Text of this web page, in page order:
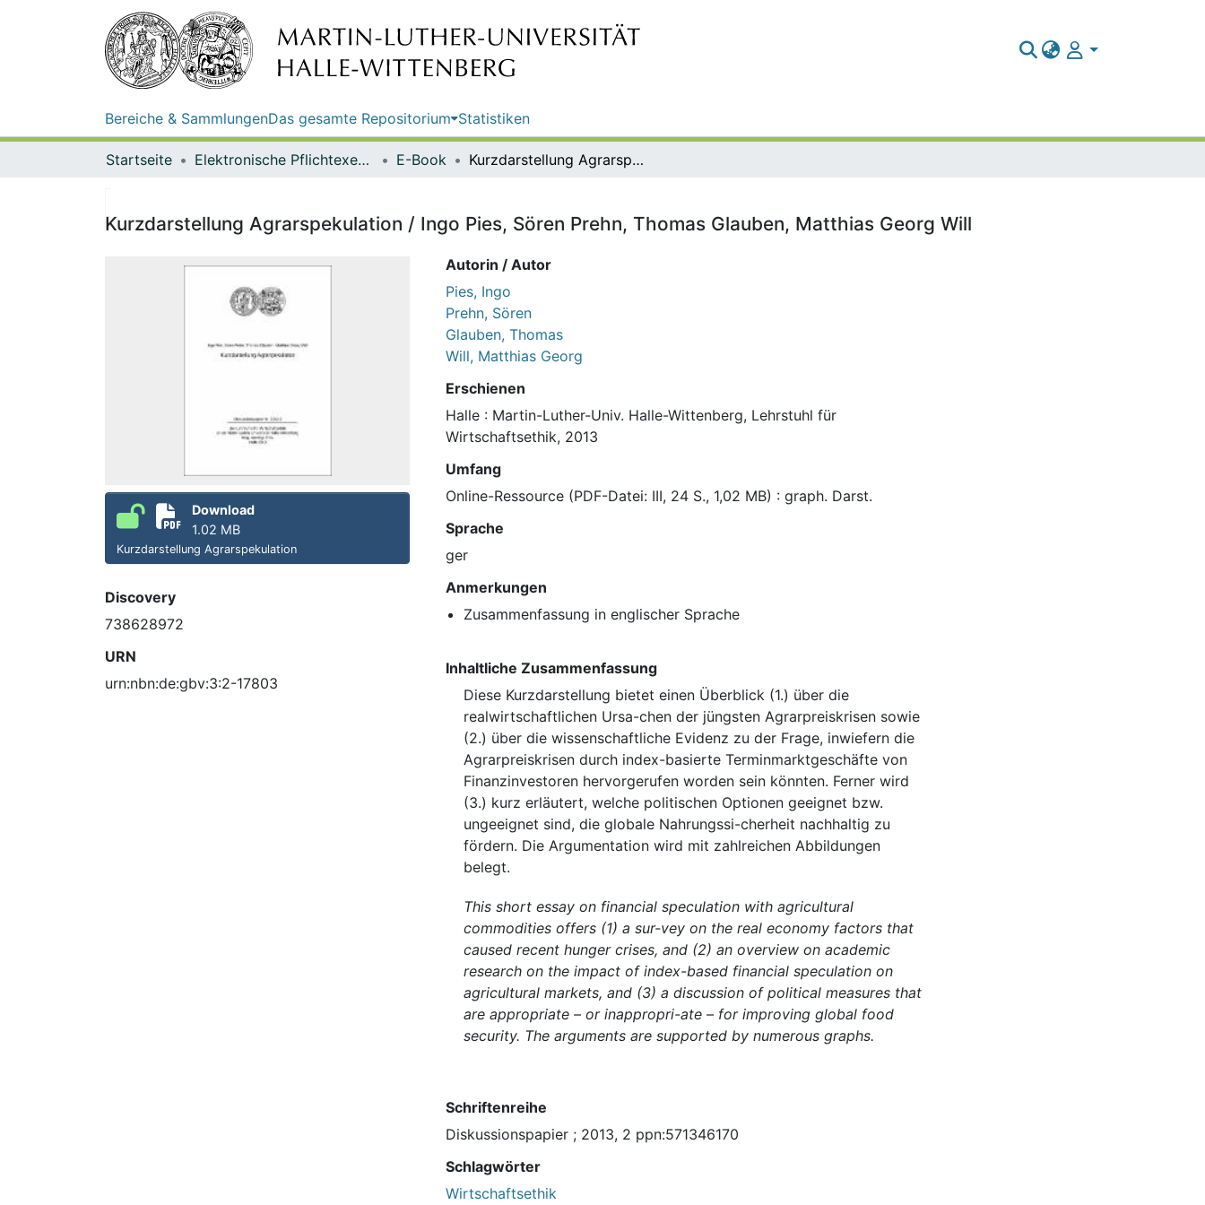
Bereiche & SammlungenDas gesamte Repositorium Statistiken
Startseite Elektronische Pflichtexemplare E-Book Kurzdarstellung Agrarspekulation / Ingo Pies, Sören Prehn, Thomas Glauben, Matthias Georg Will
Kurzdarstellung Agrarspekulation / Ingo Pies, Sören Prehn, Thomas Glauben, Matthias Georg Will
Download
1.02 MB
Kurzdarstellung Agrarspekulation
Discovery
738628972
URN
urn:nbn:de:gbv:3:2-17803
Autorin / Autor
Pies, Ingo
Prehn, Sören
Glauben, Thomas
Will, Matthias Georg
Erschienen
Halle : Martin-Luther-Univ. Halle-Wittenberg, Lehrstuhl für
Wirtschaftsethik, 2013
Umfang
Online-Ressource (PDF-Datei: III, 24 S., 1,02 MB) : graph. Darst.
Sprache
ger
Anmerkungen
Zusammenfassung in englischer Sprache
Inhaltliche Zusammenfassung
Diese Kurzdarstellung bietet einen Überblick (1.) über die
realwirtschaftlichen Ursa-chen der jüngsten Agrarpreiskrisen sowie
(2.) über die wissenschaftliche Evidenz zu der Frage, inwiefern die
Agrarpreiskrisen durch index-basierte Terminmarktgeschäfte von
Finanzinvestoren hervorgerufen worden sein könnten. Ferner wird
(3.) kurz erläutert, welche politischen Optionen geeignet bzw.
ungeeignet sind, die globale Nahrungssi-cherheit nachhaltig zu
fördern. Die Argumentation wird mit zahlreichen Abbildungen
belegt.
This short essay on financial speculation with agricultural
commodities offers (1) a sur-vey on the real economy factors that
caused recent hunger crises, and (2) an overview on academic
research on the impact of index-based financial speculation on
agricultural markets, and (3) a discussion of political measures that
are appropriate – or inappropri-ate – for improving global food
security. The arguments are supported by numerous graphs.
Schriftenreihe
Diskussionspapier ; 2013, 2 ppn:571346170
Schlagwörter
Wirtschaftsethik